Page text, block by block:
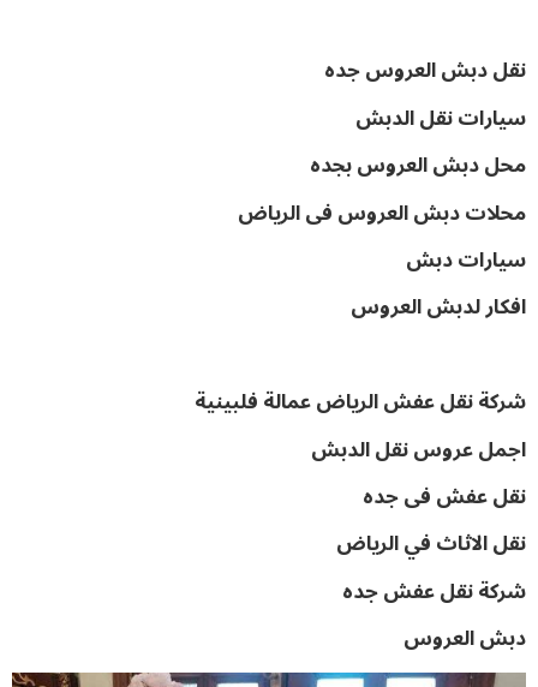
نقل دبش العروس جده
سيارات نقل الدبش
محل دبش العروس بجده
محلات دبش العروس فى الرياض
سيارات دبش
افكار لدبش العروس
شركة نقل عفش الرياض عمالة فلبينية
اجمل عروس نقل الدبش
نقل عفش فى جده
نقل الاثاث في الرياض
شركة نقل عفش جده
دبش العروس